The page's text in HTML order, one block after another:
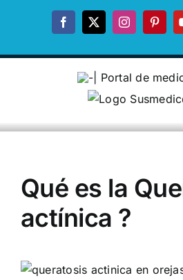
Facebook
X Instagram
Qué es la
actínica ?